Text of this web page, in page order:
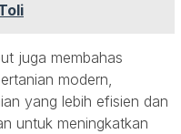
juga membahas
modern,
yang lebih efisien dan
untuk meningkatkan